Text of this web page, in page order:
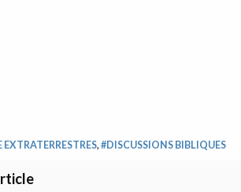
, #DISCUSSIONS BIBLIQUES